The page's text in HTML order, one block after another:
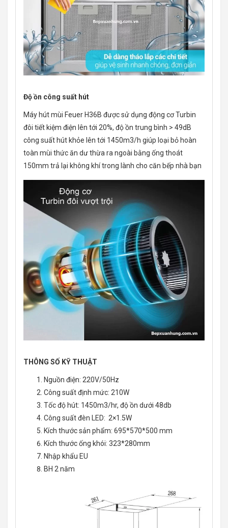
Độ ồn công suất hút
Máy hút mùi Feuer H36B được sử dụng động cơ Turbin
đôi tiết kiệm điện lên tới 20%, độ ồn trung bình > 49dB
công suất hút khỏe lên tới 1450m3/h giúp loại bỏ hoàn
toàn mùi thức ăn dư thừa ra ngoài bằng ống thoát
150mm trả lại không khí trong lành cho căn bếp nhà bạn
THÔNG SỐ KỸ THUẬT
Nguồn điện: 220V/50Hz
Công suất định mức: 210W
Tốc độ hút: 1450m3/hr, độ ồn dưới 48db
Công suất đèn LED: 2×1.5W
Kích thước sản phẩm: 695*570*500 mm
Kích thước ống khói: 323*280mm
Nhập khẩu EU
BH 2 năm